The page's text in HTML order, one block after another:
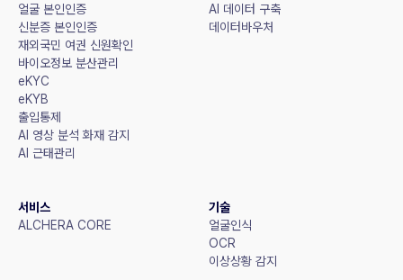
얼굴 본인인증
신분증 본인인증
재외국민 여권 신원확인
바이오정보 분산관리
eKYC
eKYB
출입통제
AI 영상 분석 화재 감지
AI 근태관리
AI 데이터 구축
데이터바우처
서비스
ALCHERA CORE
기술
얼굴인식
OCR
이상상황 감지